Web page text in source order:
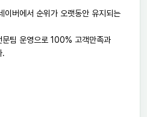
이버에서 순위가 오랫동안 유지되는
문팀 운영으로 100% 고객만족과
.